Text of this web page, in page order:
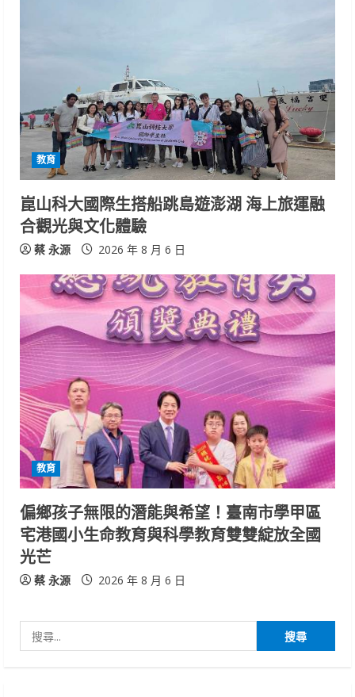
教育
崑山科大國際生搭船跳島遊澎湖 海上旅運融
合觀光與文化體驗
蔡 永源 2026 年 8 月 6 日
教育
偏鄉孩子無限的潛能與希望！臺南市學甲區
宅港國小生命教育與科學教育雙雙綻放全國
光芒
蔡 永源 2026 年 8 月 6 日
尋